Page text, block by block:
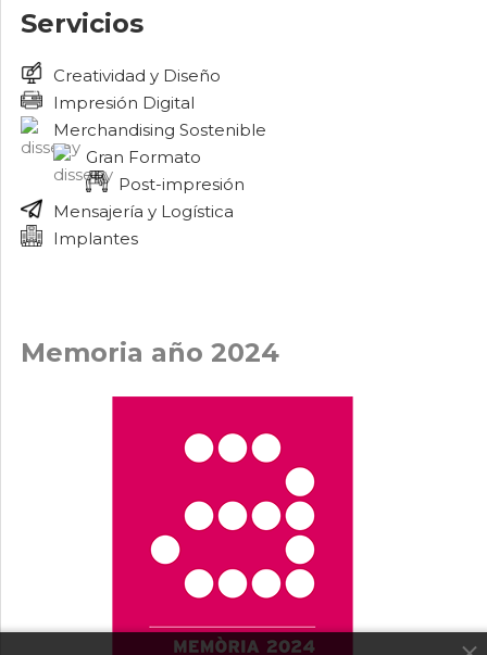
Servicios
Creatividad y Diseño
Impresión Digital
Merchandising Sostenible
Gran Formato
Post-impresión
Mensajería y Logística
Implantes
Memoria año 2024